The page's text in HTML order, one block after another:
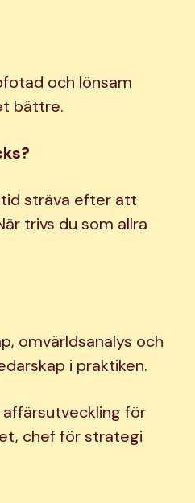
och lönsam
bättre.
sträva efter att
trivs du som allra
omvärldsanalys och
i praktiken.
för
chef för strategi